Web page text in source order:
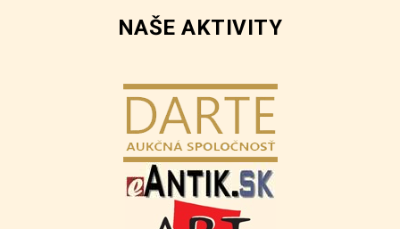
NAŠE AKTIVITY